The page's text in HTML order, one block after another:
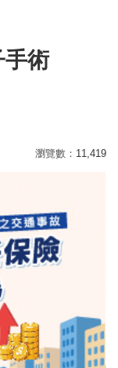
術
瀏覽數： 11,419